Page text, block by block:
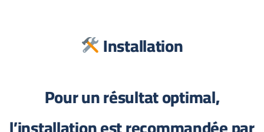
Installation
Pour un résultat optimal,